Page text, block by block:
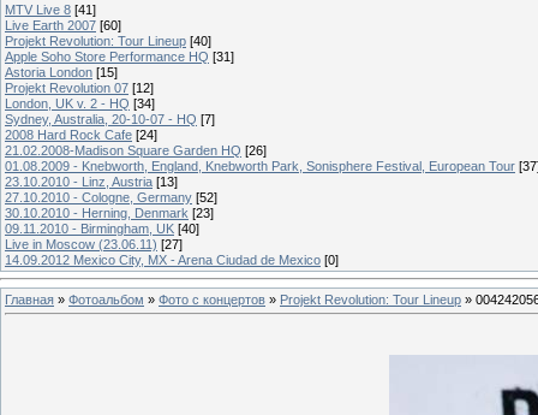
MTV Live 8 [41]
Live Earth 2007 [60]
Projekt Revolution: Tour Lineup [40]
Apple Soho Store Performance HQ [31]
Astoria London [15]
Projekt Revolution 07 [12]
London, UK v. 2 - HQ [34]
Sydney, Australia, 20-10-07 - HQ [7]
2008 Hard Rock Cafe [24]
21.02.2008-Madison Square Garden HQ [26]
01.08.2009 - Knebworth, England, Knebworth Park, Sonisphere Festival, European Tour
23.10.2010 - Linz, Austria [13]
27.10.2010 - Cologne, Germany [52]
30.10.2010 - Herning, Denmark [23]
09.11.2010 - Birmingham, UK [40]
Live in Moscow (23.06.11) [27]
14.09.2012 Mexico City, MX - Arena Ciudad de Mexico [0]
Главная » Фотоальбом » Фото с концертов » Projekt Revolution: Tour Lineup »